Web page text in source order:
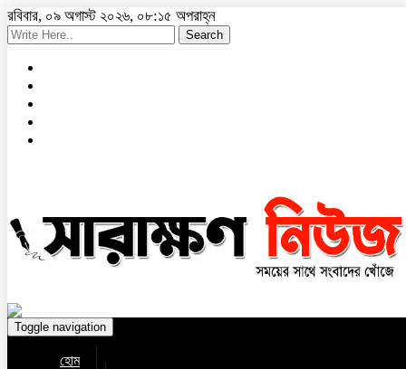
রবিবার, ০৯ অগাস্ট ২০২৬, ০৮:১৫ অপরাহ্ন
Search
Toggle navigation
হোম